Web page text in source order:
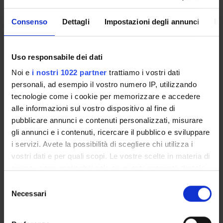
Consenso Dettagli Impostazioni degli annunci
Uso responsabile dei dati
Noi e i nostri 1022 partner trattiamo i vostri dati
personali, ad esempio il vostro numero IP, utilizzando
tecnologie come i cookie per memorizzare e accedere
alle informazioni sul vostro dispositivo al fine di
pubblicare annunci e contenuti personalizzati, misurare
gli annunci e i contenuti, ricercare il pubblico e sviluppare
i servizi. Avete la possibilità di scegliere chi utilizza i
vostri dati e per quali scopi. Le vostre scelte in materia di
modificare o revocare il proprio consenso in qualsiasi
momento dalla Dichiarazione sui cookie o facendo clic
delNecessari
nell’ottica di costruire un quadro teorico articolato e
preciso per il futuro sviluppo di specifiche strategie di
Importo complessivo finanziato: Euro 260.000
ENTI FINANZIATORI:
Fondazione Cariverona
Finanziamento:
assegnato e gestito dal Dipartimento
PARTECIPANTI AL PROGETTO
Paola Cesari